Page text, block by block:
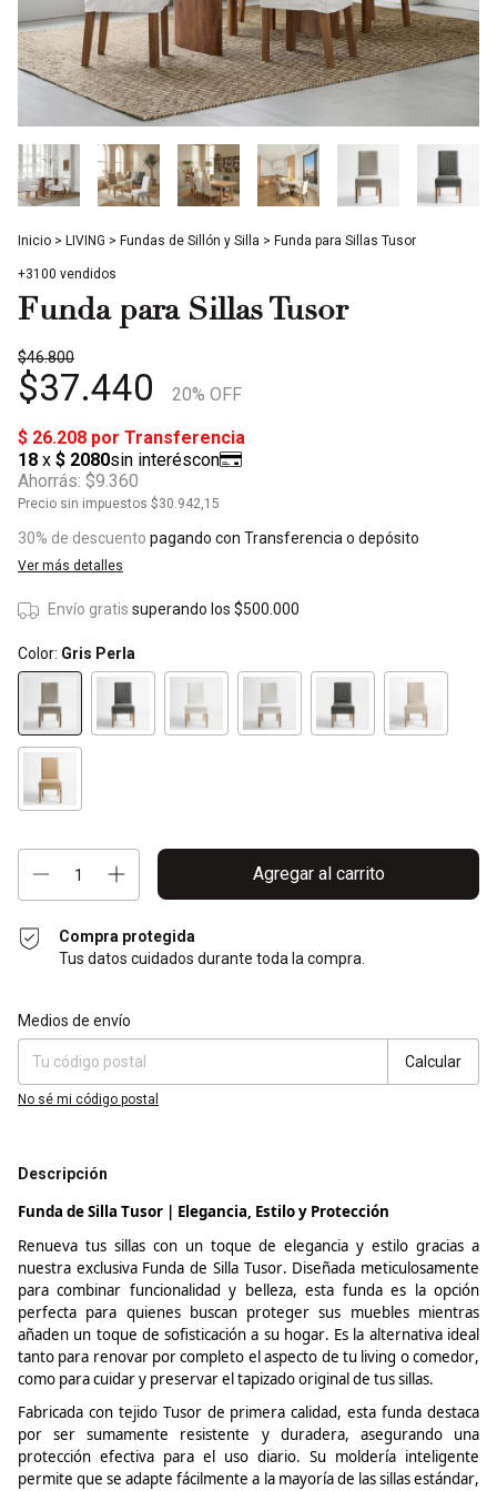
Inicio > LIVING > Fundas de Sillón y Silla > Funda para Sillas Tusor
+3100 vendidos
Funda para Sillas Tusor
$46.800
$37.440 20% OFF
Ahorrás: $9.360
Precio sin impuestos $30.942,15
30% de descuento pagando con Transferencia o depósito
Ver más detalles
Envío gratis superando los $500.000
Color: Gris Perla
Compra protegida
Tus datos cuidados durante toda la compra.
Entregas para el CP:
Medios de envío
Calcular
No sé mi código postal
Descripción
Funda de Silla Tusor | Elegancia, Estilo y Protección
Renueva tus sillas con un toque de elegancia y estilo gracias a
nuestra exclusiva Funda de Silla Tusor. Diseñada meticulosamente
para combinar funcionalidad y belleza, esta funda es la opción
perfecta para quienes buscan proteger sus muebles mientras
añaden un toque de sofisticación a su hogar. Es la alternativa ideal
tanto para renovar por completo el aspecto de tu living o comedor,
como para cuidar y preservar el tapizado original de tus sillas.
Fabricada con tejido Tusorde primera calidad, esta funda destaca
por ser sumamente resistente y duradera, asegurando una
protección efectiva para el uso diario. Su moldería inteligente
permite que se adapte fácilmente a la mayoría de las sillas estándar,